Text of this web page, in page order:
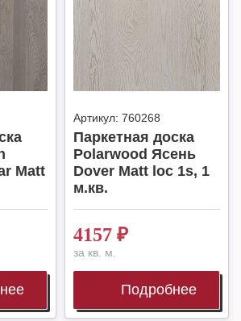
Matt
Артикул: 760268
Паркетная доска
Polarwood Ясень
Dover Matt loc 1s, 1
м.кв.
4157 ₽
за кв. м.
Подробнее